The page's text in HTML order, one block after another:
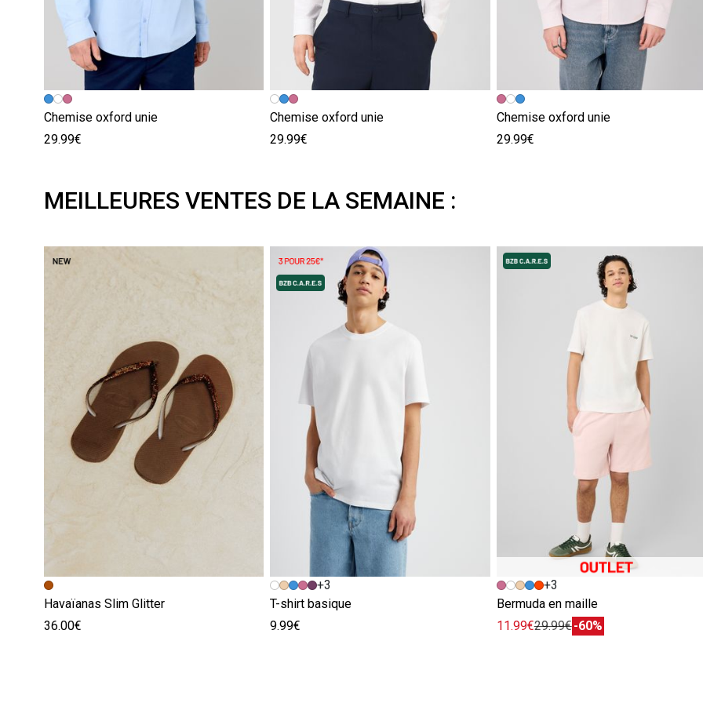
Chemise oxford unie
29.99€
Chemise oxford unie
29.99€
Chemise oxford unie
29.99€
MEILLEURES VENTES DE LA SEMAINE :
Havaïanas Slim Glitter
36.00€
+3
T-shirt basique
9.99€
+3
Bermuda en maille
11.99€29.99€-60%